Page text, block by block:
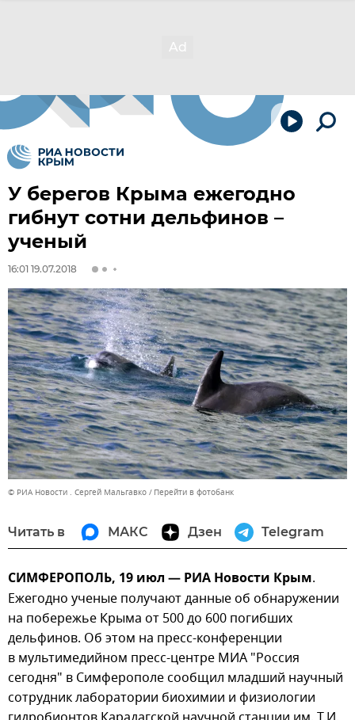
У берегов Крыма ежегодно
гибнут сотни дельфинов –
ученый
16:01 19.07.2018
© РИА Новости . Сергей Мальгавко Перейти в фотобанк
Читать в МАКС Дзен Telegram
СИМФЕРОПОЛЬ, 19 июл — РИА Новости Крым.
Ежегодно ученые получают данные об обнаружении
на побережье Крыма от 500 до 600 погибших
дельфинов. Об этом на пресс-конференции
в мультимедийном пресс-центре МИА "Россия
сегодня" в Симферополе сообщил младший научный
сотрудник лаборатории биохимии и физиологии